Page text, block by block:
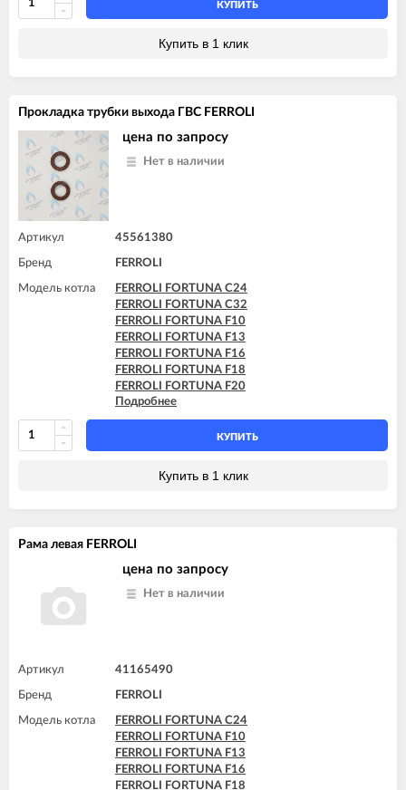
FERROLI FORTUNA H F13
FERROLI FORTUNA H F24
FERROLI VITABEL F13
FERROLI VITABEL F24
КУПИТЬ
Купить в 1 клик
Прокладка трубки выхода ГВС FERROLI
цена по запросу
Нет в наличии
Артикул 45561380
Бренд FERROLI
Модель котла
FERROLI FORTUNA C24
FERROLI FORTUNA C32
FERROLI FORTUNA F10
FERROLI FORTUNA F13
FERROLI FORTUNA F16
FERROLI FORTUNA F18
FERROLI FORTUNA F20
FERROLI FORTUNA F24
FERROLI FORTUNA F30
FERROLI FORTUNA F32
FERROLI FORTUNA F35
FERROLI VITABEL F10
FERROLI VITABEL F20
FERROLI VITABEL F24
Подробнее
КУПИТЬ
Купить в 1 клик
Рама левая FERROLI
цена по запросу
Нет в наличии
Артикул 41165490
Бренд FERROLI
Модель котла
FERROLI FORTUNA C24
FERROLI FORTUNA F10
FERROLI FORTUNA F13
FERROLI FORTUNA F16
FERROLI FORTUNA F18